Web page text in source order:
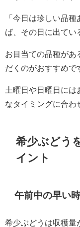
「今日は珍しい品
ば、その日に出てい
お目当ての品種があ
だくのがおすすめで
土曜日や日曜日には
なタイミングに合わ
希少ぶどう
イント
午前中の早い
希少ぶどうは収穫量